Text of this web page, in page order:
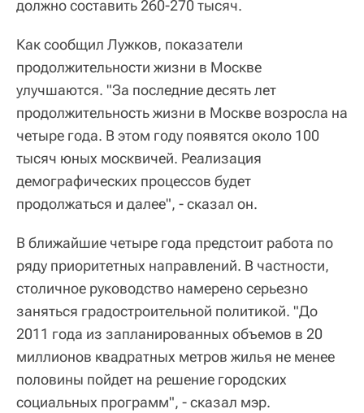
должно составить 260-270 тысяч.
Как сообщил Лужков, показатели
продолжительности жизни в Москве
улучшаются. "За последние десять лет
продолжительность жизни в Москве возросла на
четыре года. В этом году появятся около 100
тысяч юных москвичей. Реализация
демографических процессов будет
продолжаться и далее", - сказал он.
В ближайшие четыре года предстоит работа по
ряду приоритетных направлений. В частности,
столичное руководство намерено серьезно
заняться градостроительной политикой. "До
2011 года из запланированных объемов в 20
миллионов квадратных метров жилья не менее
половины пойдет на решение городских
социальных программ", - сказал мэр.